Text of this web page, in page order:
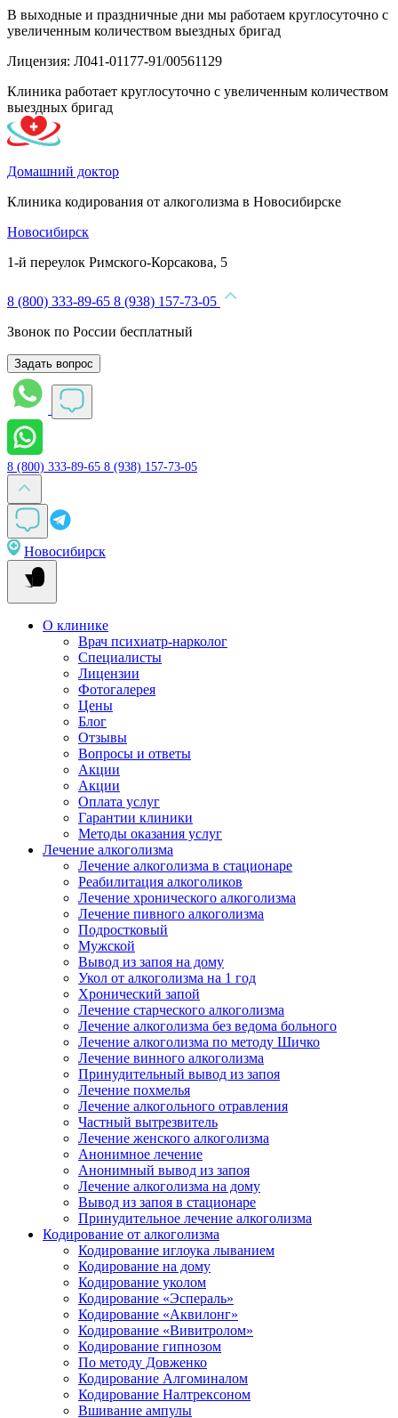
В выходные и праздничные дни мы работаем круглосуточно с
увеличенным количеством выездных бригад
Лицензия: Л041-01177-91/00561129
Клиника работает круглосуточно с увеличенным количеством
выездных бригад
Домашний доктор
Клиника кодирования от алкоголизма в Новосибирске
Новосибирск
1-й переулок Римского-Корсакова, 5
8 (800) 333-89-65 8 (938) 157-73-05
Звонок по России бесплатный
Задать вопрос
8 (800) 333-89-65 8 (938) 157-73-05
Новосибирск
О клинике
Врач психиатр-нарколог
Специалисты
Лицензии
Фотогалерея
Цены
Блог
Отзывы
Вопросы и ответы
Акции
Акции
Оплата услуг
Гарантии клиники
Методы оказания услуг
Лечение алкоголизма
Лечение алкоголизма в стационаре
Реабилитация алкоголиков
Лечение хронического алкоголизма
Лечение пивного алкоголизма
Подростковый
Мужской
Вывод из запоя на дому
Укол от алкоголизма на 1 год
Хронический запой
Лечение старческого алкоголизма
Лечение алкоголизма без ведома больного
Лечение алкоголизма по методу Шичко
Лечение винного алкоголизма
Принудительный вывод из запоя
Лечение похмелья
Лечение алкогольного отравления
Частный вытрезвитель
Лечение женского алкоголизма
Анонимное лечение
Анонимный вывод из запоя
Лечение алкоголизма на дому
Вывод из запоя в стационаре
Принудительное лечение алкоголизма
Кодирование от алкоголизма
Кодирование иглоука лыванием
Кодирование на дому
Кодирование уколом
Кодирование «Эспераль»
Кодирование «Аквилонг»
Кодирование «Вивитролом»
Кодирование гипнозом
По методу Довженко
Кодирование Алгоминалом
Кодирование Налтрексоном
Вшивание ампулы